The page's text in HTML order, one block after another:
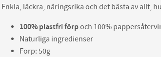
Enkla, läckra, näringsrika och det bästa av allt,
100% plastfri förpoch 100%
Naturliga ingredienser
Förp: 50g